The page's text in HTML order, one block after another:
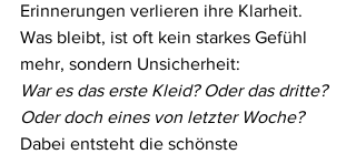
Erinnerungen verlieren ihre Klarheit.
Was bleibt, ist oft kein starkes Gefühl
mehr, sondern Unsicherheit:
War es das erste Kleid? Oder das dritte?
Oder doch eines von letzter Woche?
Dabei entsteht die schönste